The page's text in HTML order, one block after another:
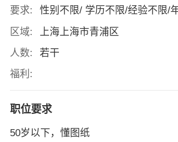
要求:
性别不限/ 学历不限/经验不限/
区域:
上海上海市青浦区
人数:
若干
福利:
职位要求
50岁以下，懂图纸